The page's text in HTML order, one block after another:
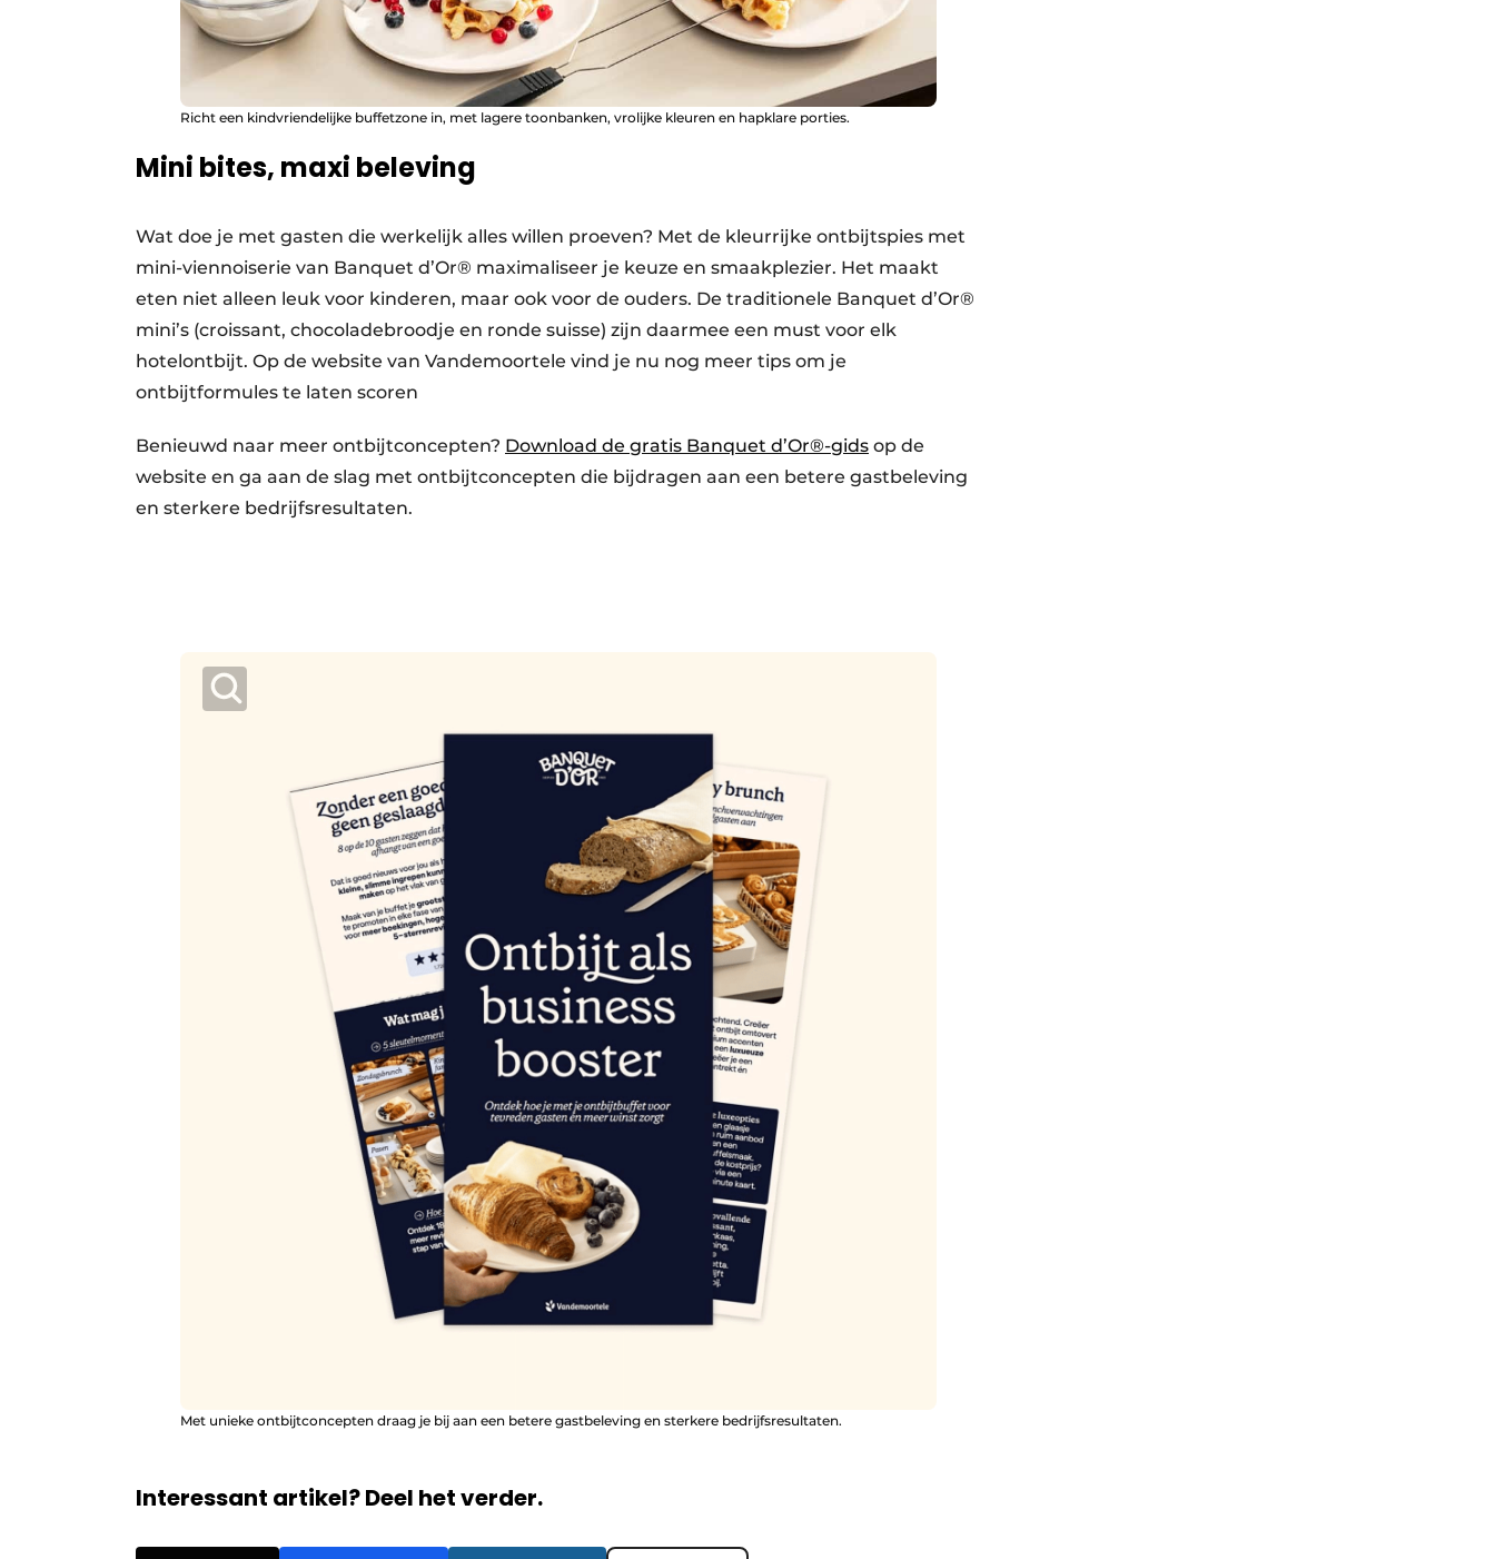
Richt een kindvriendelijke buffetzone in, met lagere toonbanken, vrolijke kleuren en hapklare porties.
Mini bites, maxi beleving
Wat doe je met gasten die werkelijk alles willen proeven? Met de kleurrijke ontbijtspies met
mini-viennoiserie van Banquet d’Or® maximaliseer je keuze en smaakplezier. Het maakt
eten niet alleen leuk voor kinderen, maar ook voor de ouders. De traditionele Banquet d’Or®
mini’s (croissant, chocoladebroodje en ronde suisse) zijn daarmee een must voor elk
hotelontbijt. Op de website van Vandemoortele vind je nu nog meer tips om je
ontbijtformules te laten scoren
Benieuwd naar meer ontbijtconcepten? Download de gratis Banquet d’Or®-gids op de
website en ga aan de slag met ontbijtconcepten die bijdragen aan een betere gastbeleving
en sterkere bedrijfsresultaten.
Met unieke ontbijtconcepten draag je bij aan een betere gastbeleving en sterkere bedrijfsresultaten.
Interessant artikel? Deel het verder.